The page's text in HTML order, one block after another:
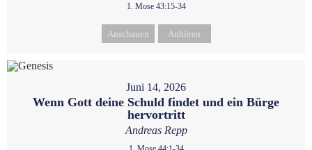
1. Mose 43:15-34
Anschauen Anhören
Juni 14, 2026
Wenn Gott deine Schuld findet und ein Bürge
hervortritt
Andreas Repp